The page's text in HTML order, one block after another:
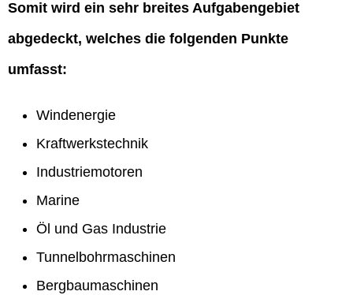
Somit wird ein sehr breites Aufgabengebiet
abgedeckt, welches die folgenden Punkte
umfasst:
Windenergie
Kraftwerkstechnik
Industriemotoren
Marine
Öl und Gas Industrie
Tunnelbohrmaschinen
Bergbaumaschinen